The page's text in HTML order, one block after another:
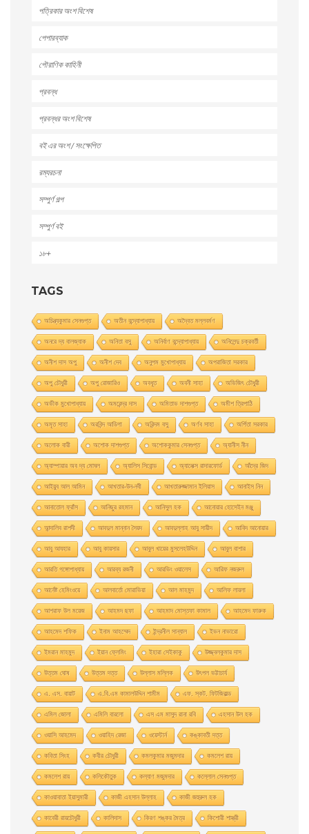
পত্রিকার অংশ বিশেষ
পেপারব্যাক
পৌরাণিক কাহিনী
প্রবন্ধ
প্রবন্ধর অংশ বিশেষ
বই এর অংশ / সংক্ষেপিত
রম্যরচনা
সম্পুর্ণ গল্প
সম্পুর্ণ বই
১৮+
TAGS
অচিন্ত্যকুমার সেনগুপ্ত অতীন বন্দ্যোপাধ্যায় অদ্বৈত মল্লবর্মণ
অনরে দ্য বালজ্যাক অনিতা বসু অনির্বাণ বন্দ্যোপাধ্যায় অনিলেন্দু চক্রবর্তী
অনীশ দাস অপু অনীশ দেব অনুপম মুখোপাধ্যায় অপরাজিতা সরকার
অপু চৌধুরী অপু রােজারিও অবধূত অবনী সাহা অভিজিৎ চৌধুরী
অভীক মুখোপাধ্যায় অমরেন্দ্র দাস অমিতাভ দাশগুপ্ত অমীশ ত্রিপাঠি
অমৃত সাহা অরবিন্দ আডিগা অরিন্দম বসু অর্ণব সাহা অর্পিতা সরকার
অলোক বারী অশােক দাশগুপ্ত অশোককুমার সেনগুপ্ত অ্যানীস নীন
অ্যাম্পায়ার অব দ্য মােঘল অ্যালিস সিবােন্ড অ্যালেক্স রাদারফোর্ড আঁদ্রে জিদ
আইয়ুব আল আমিন আখতার-উন-নবী আখতারুজ্জামান ইলিয়াস আনাইস নিন
আনাতােল ফ্রাঁস আনিছুর রহমান আনিসুল হক আনোয়ার হোসেইন মঞ্জু
আন্দালিব রাশদী আবদুল মান্নান সৈয়দ আবদুল্লাহ আবু সায়ীদ আবিদ আনোয়ার
আবু আযহার আবু কায়সার আবুল খায়ের মুসলেহউদ্দিন আবুল বাশার
আরতি গঙ্গোপাধ্যায় আরব্য রজনী আরভিং ওয়ালেস আরিফ নজরুল
আর্নেষ্ট হেমিংওয়ে আলবার্তো মােরাভিয়া আল মাহমুদ আলিফ লায়লা
আশরাফ উল ময়েজ আহমদ ছফা আহমাদ মোস্তফা কামাল আহমেদ ফারুক
আহমেদ শফিক ইনাম আহম্মেদ ইন্দ্রনীল সান্যাল ইভন নাভারাে
ইমরান মাহমুদ ইয়ান ফ্লেমিং ইহারা সেইকাকু উজ্জ্বলকুমার দাস
উত্তম ঘােষ উত্তম দত্ত উল্লাস মল্লিক উৎপল ভট্টাচার্য
এ. এস. বায়াট এ.বি.এম কামালউদ্দিন শামীম এফ. স্কট. ফিটজিরাল্ড
এমিল জোলা এমিলি বারলো এস এম মাসুদ রানা রবি এহসান উল হক
ওয়াসি আহমেদ ওয়াহিদ রেজা ওয়েস্টার্ন কঙ্কাবতী দত্ত
কবিতা সিংহ কবীর চৌধুরী কমলকুমার মজুমদার কমলেশ রায়
কমলেশ রায় কলিকৌতুক কল্যাণ মজুমদার কল্লোল সেনগুপ্ত
কাওয়াবাতা ইয়াসুমারী কাজী এহসান উল্লাহ কাজী জহুরুল হক
কাবেরী রায়চৌধুরী কালিদাস কিরণ শঙ্কর মৈত্র কিশোরী শাস্ত্রী